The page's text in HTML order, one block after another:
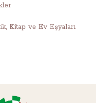
Kitap ve Ev Eşyaları